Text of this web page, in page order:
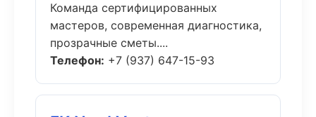
Команда сертифицированных
мастеров, современная диагностика,
прозрачные сметы....
Телефон: +7 (937) 647-15-93